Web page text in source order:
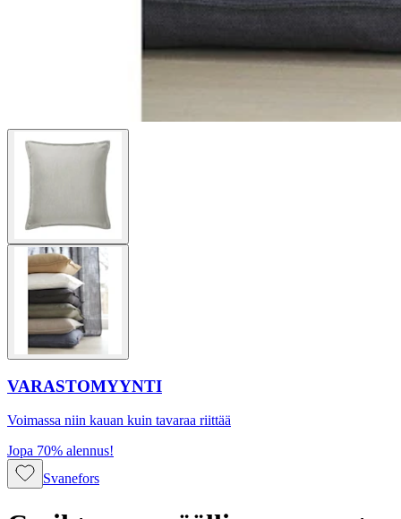
VARASTOMYYNTI
Voimassa niin kauan kuin tavaraa riittää
Jopa 70% alennus!
Svanefors